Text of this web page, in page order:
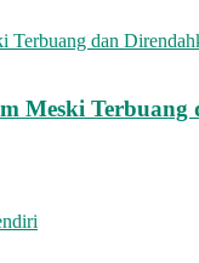
Meski